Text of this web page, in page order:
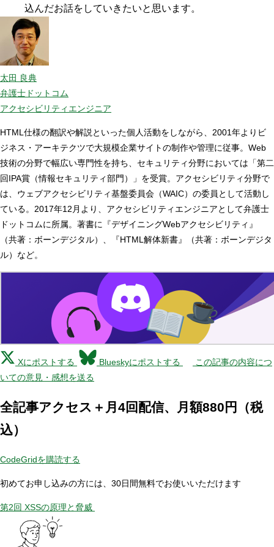
込んだお話をしていきたいと思います。
太田 良典
弁護士ドットコム
アクセシビリティエンジニア
HTML仕様の翻訳や解説といった個人活動をしながら、2001年よりビ
ジネス・アーキテクツで大規模企業サイトの制作や管理に従事。Web
技術の分野で幅広い専門性を持ち、セキュリティ分野においては「第二
回IPA賞（情報セキュリティ部門）」を受賞。アクセシビリティ分野で
は、ウェブアクセシビリティ基盤委員会（WAIC）の委員として活動し
ている。2017年12月より、アクセシビリティエンジニアとして弁護士
ドットコムに所属。著書に『デザイニングWebアクセシビリティ』
（共著：ボーンデジタル）、『HTML解体新書』（共著：ボーンデジタ
ル）など。
Xにポストする Blueskyにポストする
この記事の内容につ
いての意見・感想を送る
全記事アクセス＋月4回配信、月額880円（税
込）
CodeGridを購読する
初めてお申し込みの方には、30日間無料でお使いいただけます
第2回 XSSの原理と脅威